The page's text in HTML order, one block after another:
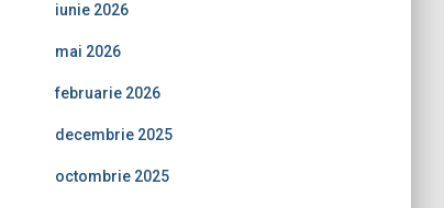
iunie 2026
mai 2026
februarie 2026
decembrie 2025
octombrie 2025